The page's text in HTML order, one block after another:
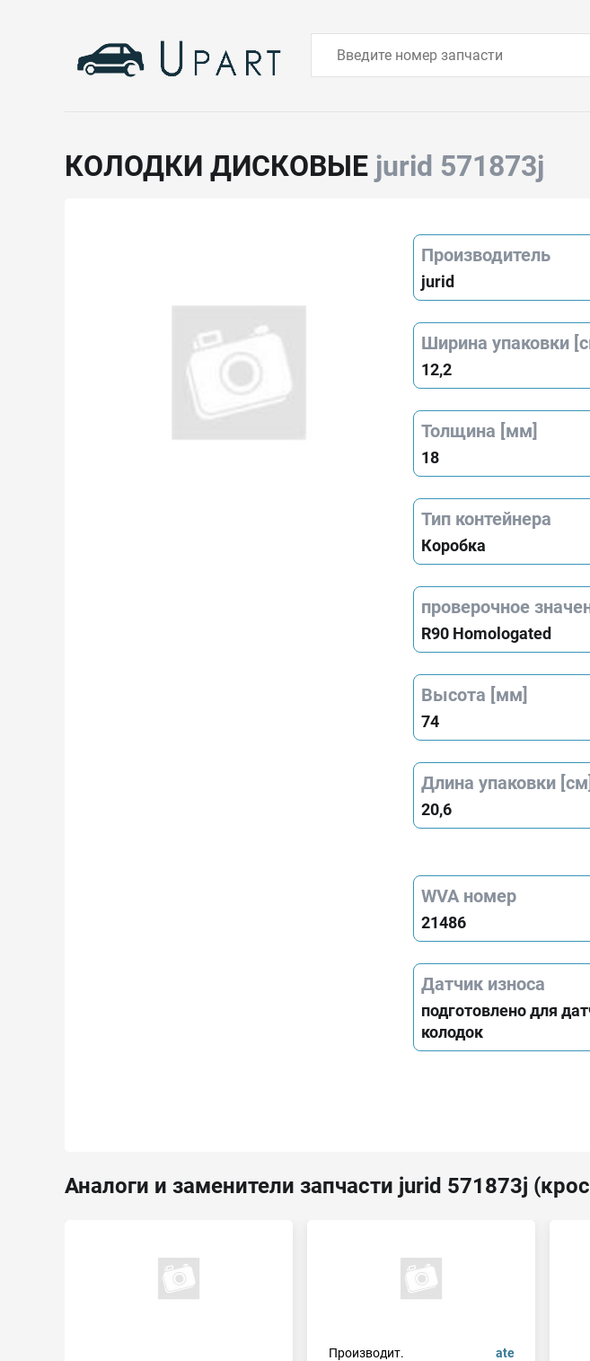
КОЛОДКИ ДИСКОВЫЕ jurid 571873j
Производитель
jurid
Ширина упаковки
12,2
Толщина [мм]
18
Тип контейнера
Коробка
проверочное
R90 Homologated
Высота [мм]
74
Длина упаковки [см]
20,6
WVA номер
21486
Датчик износа
подготовлено для
колодок
Аналоги и заменители запчасти jurid 571873j
Производит.
ate